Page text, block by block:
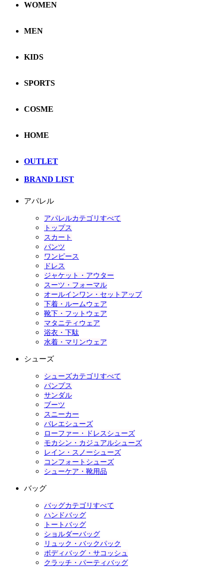
WOMEN
MEN
KIDS
SPORTS
COSME
HOME
OUTLET
BRAND LIST
アパレル
アパレルカテゴリすべて
トップス
スカート
パンツ
ワンピース
ドレス
ジャケット・アウター
スーツ・フォーマル
オールインワン・セットアップ
下着・ルームウェア
靴下・フットウェア
マタニティウェア
浴衣・下駄
水着・マリンウェア
シューズ
シューズカテゴリすべて
パンプス
サンダル
ブーツ
スニーカー
バレエシューズ
ローファー・ドレスシューズ
モカシン・カジュアルシューズ
レイン・スノーシューズ
コンフォートシューズ
シューケア・靴用品
バッグ
バッグカテゴリすべて
ハンドバッグ
トートバッグ
ショルダーバッグ
リュック・バックパック
ボディバッグ・サコッシュ
クラッチ・パーティバッグ